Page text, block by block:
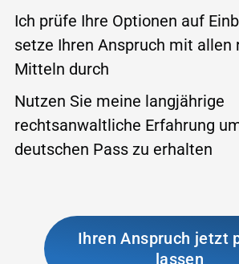
Ich prüfe Ihre Optionen auf
setze Ihren Anspruch mit allen
Mitteln durch
Nutzen Sie meine langjährige
rechtsanwaltliche Erfahrung
deutschen Pass zu erhalten
Ihren Anspruch jetzt
lassen